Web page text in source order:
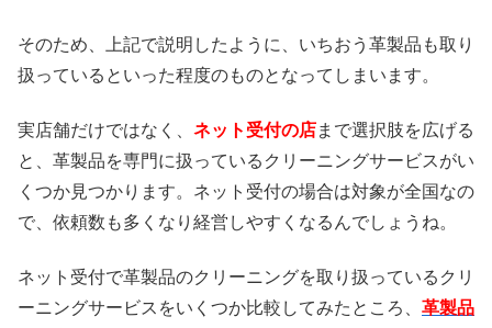
そのため、上記で説明したように、いちおう革製品も取り
扱っているといった程度のものとなってしまいます。
実店舗だけではなく、 ネット受付の店まで選択肢を広げる
と、革製品を専門に扱っているクリーニングサービスがい
くつか見つかります。ネット受付の場合は対象が全国なの
で、依頼数も多くなり経営しやすくなるんでしょうね。
ネット受付で革製品のクリーニングを取り扱っているクリ
ーニングサービスをいくつか比較してみたところ、 革製品